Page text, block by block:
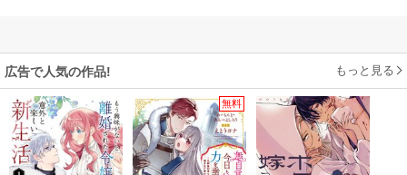
広告で人気の作品! もっと見る
無料